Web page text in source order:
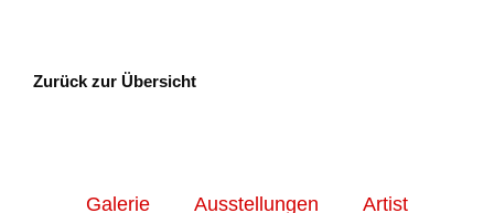
Zurück zur Übersicht
Galerie Ausstellungen Artist